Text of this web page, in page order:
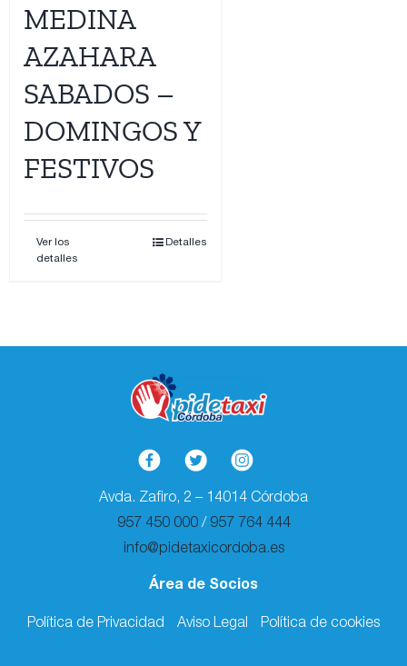
MEDINA
AZAHARA
SABADOS –
DOMINGOS Y
FESTIVOS
Ver los
detalles
Detalles
Avda. Zafiro, 2 – 14014 Córdoba
957 450 000/ 957 764 444
info@pidetaxicordoba.es
Área de Socios
Política de Privacidad Aviso Legal Política de cookies